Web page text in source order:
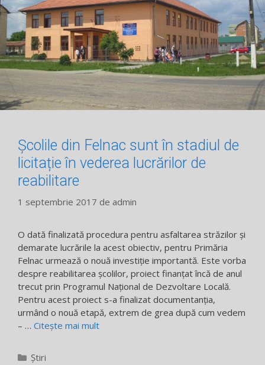
Școlile din Felnac sunt în stadiul de
licitație în vederea lucrărilor de
reabilitare
1 septembrie 2017 de admin
O dată finalizată procedura pentru asfaltarea străzilor și
demarate lucrările la acest obiectiv, pentru Primăria
Felnac urmează o nouă investiție importantă. Este vorba
despre reabilitarea școlilor, proiect finanțat încă de anul
trecut prin Programul Național de Dezvoltare Locală.
Pentru acest proiect s-a finalizat documentanția,
urmând o nouă etapă, extrem de grea după cum vedem
– … Citește mai mult
Categorii
Știri